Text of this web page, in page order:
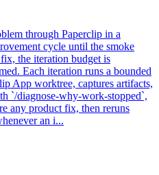
through Paperclip in a
cycle until the smoke
the iteration budget is
Each iteration runs a bounded
App worktree, captures artifacts,
`/diagnose-why-work-stopped`,
any product fix, then reruns
an i...